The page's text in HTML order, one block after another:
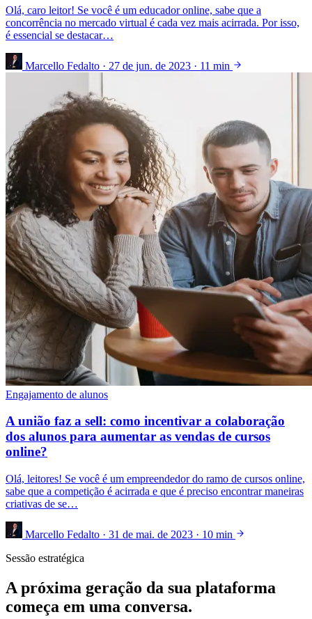
Olá, caro leitor! Se você é um educador online, sabe que a
concorrência no mercado virtual é cada vez mais acirrada. Por isso,
é essencial se destacar…
Marcello Fedalto · 27 de jun. de 2023 · 11 min
Engajamento de alunos
A união faz a sell: como incentivar a colaboração
dos alunos para aumentar as vendas de cursos
online?
Olá, leitores! Se você é um empreendedor do ramo de cursos online,
sabe que a competição é acirrada e que é preciso encontrar maneiras
criativas de se…
Marcello Fedalto · 31 de mai. de 2023 · 10 min
Sessão estratégica
A próxima geração da sua plataforma
começa em uma conversa.